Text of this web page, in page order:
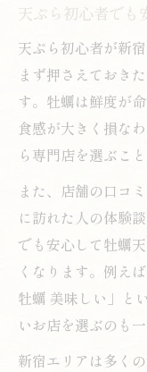
天ぷら初心者でも
天ぷら初心者が新
まず押さえておき
す。牡蠣は鮮度が
食感が大きく損な
ら専門店を選ぶこ
また、店舗の口コ
に訪れた人の体験
でも安心して牡蠣
くなります。例え
牡蠣 美味しい」と
いお店を選ぶのも
新宿エリアは多く